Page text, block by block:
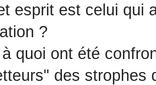
esprit est celui qui
?
quoi ont été
des strophes